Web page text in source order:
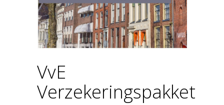
VvE
Verzekeringspakket